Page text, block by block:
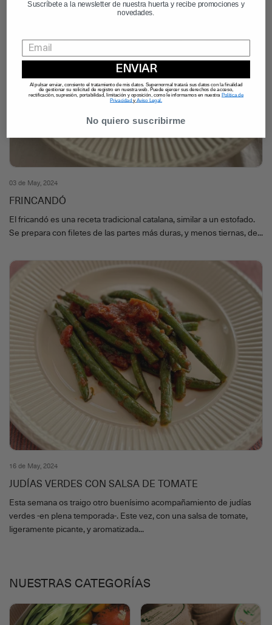
03 de May, 2024
FRINCANDÓ
El fricandó es una receta tradicional catalana, similar a un estofado.
Se prepara con filetes de las partes más duras, y menos tiernas, de...
16 de May, 2024
JUDÍAS VERDES CON SALSA DE TOMATE
Esta semana os traigo otro buenísimo acompañamiento de judías
verdes -en plena temporada-. Este vez, con una salsa de tomate,
ligeramente picante, y aromatizada...
NUESTRAS CATEGORÍAS
Suscríbete a la newsletter de nuestra huerta y recibe promociones y
novedades.
ENVIAR
Al pulsar enviar, consiento el tratamiento de mis datos. Supernormal tratará sus datos con la finalidad
de gestionar su solicitud de registro en nuestra web. Puede ejercer sus derechos de acceso,
rectificación, supresión, portabilidad, limitación y oposición, como le informamos en nuestra Política de
Privacidady Aviso Legal.
No quiero suscribirme